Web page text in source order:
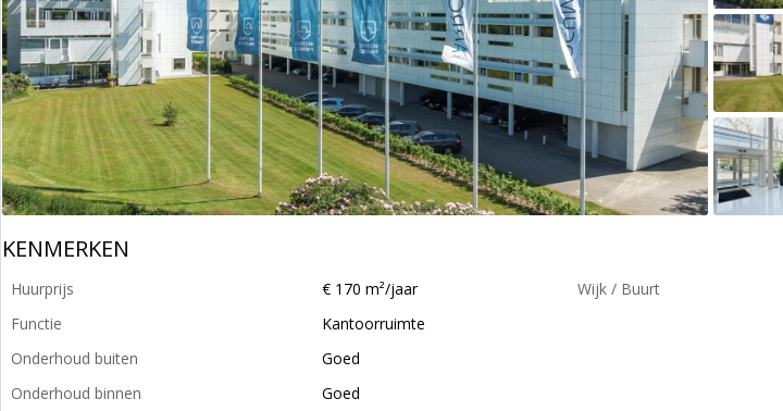
Registreren
Login
KENMERKEN
Huurprijs
€ 170 m²/jaar
Functie
Kantoorruimte
Onderhoud buiten
Goed
Onderhoud binnen
Goed
Wijk / Buurt